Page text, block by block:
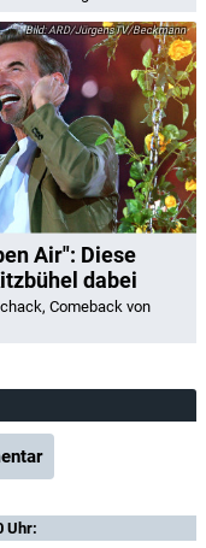
ARD/JürgensTV/Beckmann
Air": Diese
dabei
Comeback von
Uhr: